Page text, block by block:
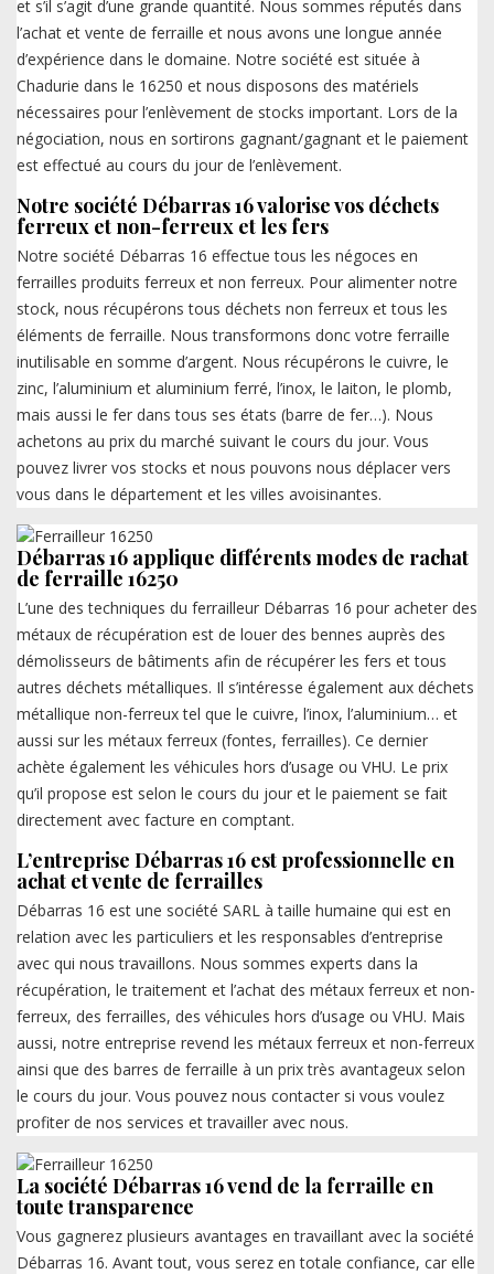
et s’il s’agit d’une grande quantité. Nous sommes réputés dans
l’achat et vente de ferraille et nous avons une longue année
d’expérience dans le domaine. Notre société est située à
Chadurie dans le 16250 et nous disposons des matériels
nécessaires pour l’enlèvement de stocks important. Lors de la
négociation, nous en sortirons gagnant/gagnant et le paiement
est effectué au cours du jour de l’enlèvement.
Notre société Débarras 16 valorise vos déchets
ferreux et non-ferreux et les fers
Notre société Débarras 16 effectue tous les négoces en
ferrailles produits ferreux et non ferreux. Pour alimenter notre
stock, nous récupérons tous déchets non ferreux et tous les
éléments de ferraille. Nous transformons donc votre ferraille
inutilisable en somme d’argent. Nous récupérons le cuivre, le
zinc, l’aluminium et aluminium ferré, l’inox, le laiton, le plomb,
mais aussi le fer dans tous ses états (barre de fer…). Nous
achetons au prix du marché suivant le cours du jour. Vous
pouvez livrer vos stocks et nous pouvons nous déplacer vers
vous dans le département et les villes avoisinantes.
Débarras 16 applique différents modes de rachat
de ferraille 16250
L’une des techniques du ferrailleur Débarras 16 pour acheter des
métaux de récupération est de louer des bennes auprès des
démolisseurs de bâtiments afin de récupérer les fers et tous
autres déchets métalliques. Il s’intéresse également aux déchets
métallique non-ferreux tel que le cuivre, l’inox, l’aluminium… et
aussi sur les métaux ferreux (fontes, ferrailles). Ce dernier
achète également les véhicules hors d’usage ou VHU. Le prix
qu’il propose est selon le cours du jour et le paiement se fait
directement avec facture en comptant.
L’entreprise Débarras 16 est professionnelle en
achat et vente de ferrailles
Débarras 16 est une société SARL à taille humaine qui est en
relation avec les particuliers et les responsables d’entreprise
avec qui nous travaillons. Nous sommes experts dans la
récupération, le traitement et l’achat des métaux ferreux et non-
ferreux, des ferrailles, des véhicules hors d’usage ou VHU. Mais
aussi, notre entreprise revend les métaux ferreux et non-ferreux
ainsi que des barres de ferraille à un prix très avantageux selon
le cours du jour. Vous pouvez nous contacter si vous voulez
profiter de nos services et travailler avec nous.
La société Débarras 16 vend de la ferraille en
toute transparence
Vous gagnerez plusieurs avantages en travaillant avec la société
Débarras 16. Avant tout, vous serez en totale confiance, car elle